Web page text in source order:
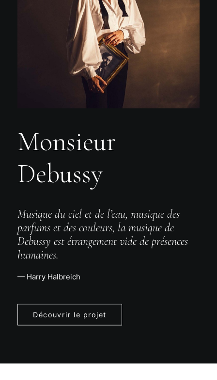
Monsieur
Debussy
Musique du ciel et de l’eau, musique des
parfums et des couleurs, la musique de
Debussy est étrangement vide de présences
humaines.
— Harry Halbreich
Découvrir le projet